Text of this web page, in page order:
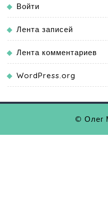
Войти
Лента записей
Лента комментариев
WordPress.org
© Олег